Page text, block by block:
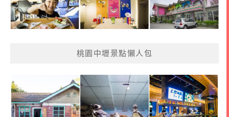
桃園中壢景點懶人包